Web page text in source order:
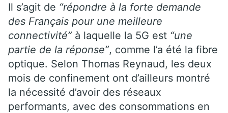
Il s’agit de “répondre à la forte demande
des Français pour une meilleure
connectivité” à laquelle la 5G est “une
partie de la réponse”, comme l’a été la fibre
optique. Selon Thomas Reynaud, les deux
mois de confinement ont d’ailleurs montré
la nécessité d’avoir des réseaux
performants, avec des consommations en